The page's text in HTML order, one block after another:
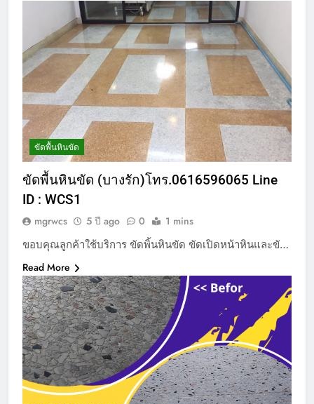
ขัดพื้นหินขัด
ขัดพื้นหินขัด (บางรัก)โทร.0616596065 Line
ID : WCS1
mgrwcs 5 ปี ago 0 1 mins
ขอบคุณลูกค้าใช้บริการ ขัดพิ้นหินขัด ขัดเปิดหน้าหินและขั…
Read More